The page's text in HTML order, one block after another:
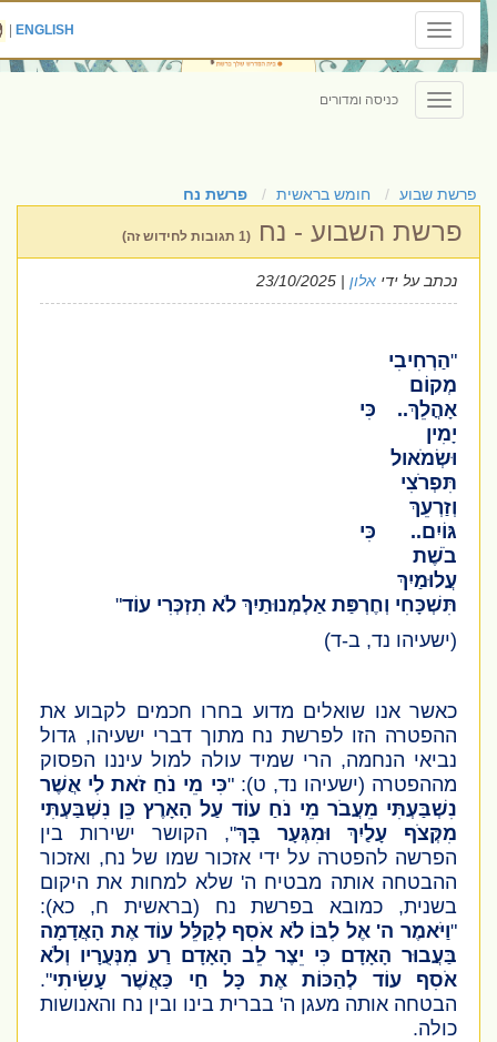
Toggle
navigation
ENGLISH
|
Toggle
navigation
כניסה ומדורים
פרשת שבוע חומש בראשית פרשת נח
פרשת השבוע - נח
נכתב על ידיאלון| 23/10/2025
הַרְחִיבִי
מְקוֹם
אָהֳלֵךְ..
יָמִין
וּשְׂמֹאול
תִּפְרֹצִי
וְזַרְעֵךְ
גּוֹיִם.. כִּי
בֹשֶׁת
עֲלוּמַיִךְ
תִּשְׁכָּחִי וְחֶרְפַּת אַלְמְנוּתַיִךְ לֹא תִזְכְּרִי עוֹד"
(ישעיהו נד, ב-ד)
כאשר אנו שואלים מדוע בחרו חכמים לקבוע את
ההפטרה הזו לפרשת נח מתוך דברי ישעיהו, גדול
נביאי הנחמה, הרי שמיד עולה למול עיננו הפסוק
מההפטרה(ישעיהו נד, ט): "כִּי מֵי נֹחַ זֹאת לִי אֲשֶׁר
נִשְׁבַּעְתִּי מֵעֲבֹר מֵי נֹחַ עוֹד עַל הָאָרֶץ כֵּן נִשְׁבַּעְתִּי
מִקְּצֹף עָלַיִךְ וּמִגְּעָר בָּךְ", הקושר ישירות בין
הפרשה להפטרה על ידי אזכור שמו של נח, ואזכור
ההבטחה אותה מבטיח ה' שלא למחות את היקום
בשנית, כמובא בפרשת נח (בראשית ח, כא):
וַיֹּאמֶר ה' אֶל לִבּוֹ לֹא אֹסִף לְקַלֵּל עוֹד אֶת הָאֲדָמָה
בַּעֲבוּר הָאָדָם כִּי יֵצֶר לֵב הָאָדָם רַע מִנְּעֻרָיו וְלֹא
אֹסִף עוֹד לְהַכּוֹת אֶת כָּל חַי כַּאֲשֶׁר עָשִׂיתִי".
הבטחה אותה מעגן ה' בברית בינו ובין נח והאנושות
כולה.